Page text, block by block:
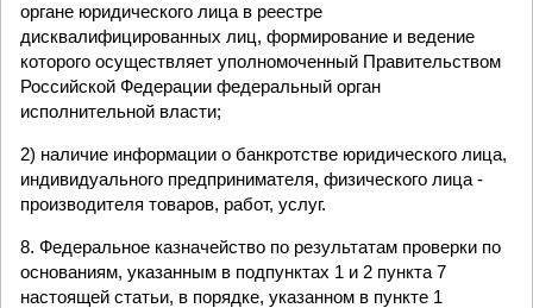
органе юридического лица в реестре
дисквалифицированных лиц, формирование и ведение
которого осуществляет уполномоченный Правительством
Российской Федерации федеральный орган
исполнительной власти;
2) наличие информации о банкротстве юридического лица,
индивидуального предпринимателя, физического лица -
производителя товаров, работ, услуг.
8. Федеральное казначейство по результатам проверки по
основаниям, указанным в подпунктах 1 и 2 пункта 7
настоящей статьи, в порядке, указанном в пункте 1